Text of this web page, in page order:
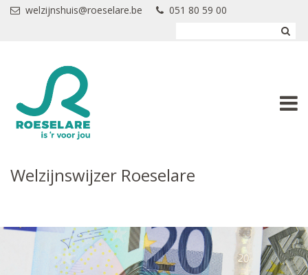
Overslaan en naar de inhoud gaan
welzijnshuis@roeselare.be 051 80 59 00
Welzijnswijzer Roeselare